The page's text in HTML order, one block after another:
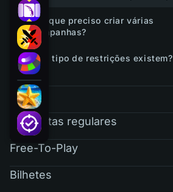
Por que preciso criar várias
campanhas?
Que tipo de restrições existem?
RAIN
Perguntas regulares
Free-To-Play
Bilhetes